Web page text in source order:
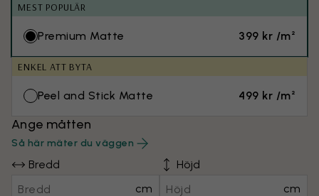
MEST POPULÄR
Premium Matte 399 kr /m²
ENKEL ATT BYTA
Peel and Stick Matte 499 kr /m²
Ange måtten
Så här mäter du väggen
Bredd
cm
Höjd
cm